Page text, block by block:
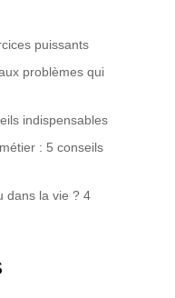
puissants
problèmes qui
indispensables
: 5 conseils
dans la vie ? 4